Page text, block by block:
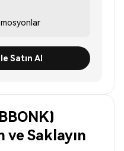
Satın Al
ve Saklayın